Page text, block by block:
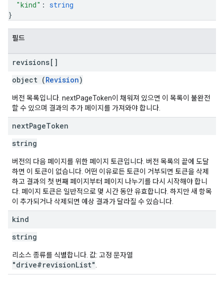
"kind" : string
}
필드
revisions[]
object (Revision)
버전 목록입니다. nextPageToken이 채워져 있으면 이 목록이 불완전
할 수 있으며 결과의 추가 페이지를 가져와야 합니다.
nextPageToken
string
버전의 다음 페이지를 위한 페이지 토큰입니다. 버전 목록의 끝에 도달
하면 이 토큰이 없습니다. 어떤 이유로든 토큰이 거부되면 토큰을 삭제
하고 결과의 첫 번째 페이지부터 페이지 나누기를 다시 시작해야 합니
다. 페이지 토큰은 일반적으로 몇 시간 동안 유효합니다. 하지만 새 항목
이 추가되거나 삭제되면 예상 결과가 달라질 수 있습니다.
kind
string
리소스 종류를 식별합니다. 값: 고정 문자열
"drive#revisionList"